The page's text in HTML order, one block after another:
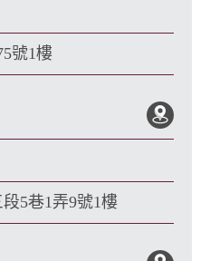
號1樓
5巷1弄9號1樓